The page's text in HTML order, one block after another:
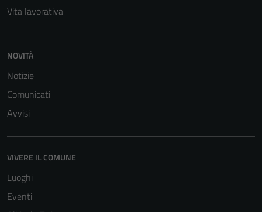
Vita lavorativa
NOVITÀ
Notizie
Comunicati
Avvisi
VIVERE IL COMUNE
Luoghi
Eventi
per il